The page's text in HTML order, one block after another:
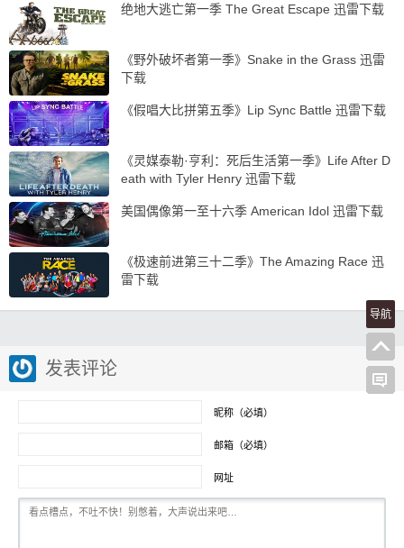
绝地大逃亡第一季 The Great Escape 迅雷下载
《野外破坏者第一季》Snake in the Grass 迅雷
下载
《假唱大比拼第五季》Lip Sync Battle 迅雷下载
《灵媒泰勒·亨利：死后生活第一季》Life After D
eath with Tyler Henry 迅雷下载
美国偶像第一至十六季 American Idol 迅雷下载
《极速前进第三十二季》The Amazing Race 迅
雷下载
发表评论
昵称（必填）
邮箱（必填）
网址
导航